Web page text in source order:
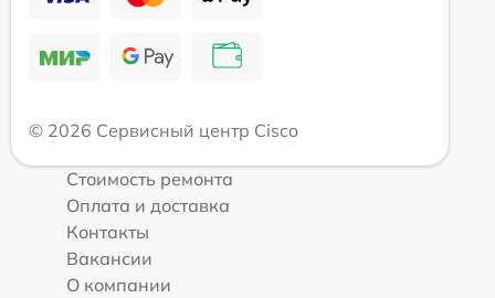
© 2026 Сервисный центр Cisco
Стоимость ремонта
Оплата и доставка
Контакты
Вакансии
О компании